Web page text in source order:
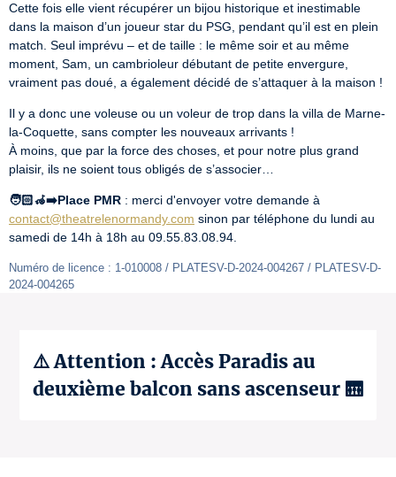
Cette fois elle vient récupérer un bijou historique et inestimable
dans la maison d’un joueur star du PSG, pendant qu’il est en plein
match. Seul imprévu – et de taille : le même soir et au même
moment, Sam, un cambrioleur débutant de petite envergure,
vraiment pas doué, a également décidé de s’attaquer à la maison !
Il y a donc une voleuse ou un voleur de trop dans la villa de Marne-
la-Coquette, sans compter les nouveaux arrivants !
À moins, que par la force des choses, et pour notre plus grand
plaisir, ils ne soient tous obligés de s’associer…
🧑🏻‍🦽‍➡️Place PMR
contact@theatrelenormandy.com sinon par téléphone du lundi au
samedi de 14h à 18h au 09.55.83.08.94.
Numéro de licence : 1-010008 / PLATESV-D-2024-004267 / PLATESV-D-
2024-004265
⚠️ Attention : Accès Paradis au
deuxième balcon sans ascenseur 🛗